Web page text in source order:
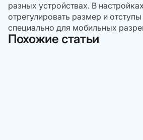
разных устройствах. В
отрегулировать размер и
специально для мобильных
Похожие статьи